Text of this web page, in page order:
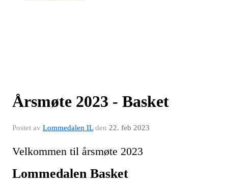
Årsmøte 2023 - Basket
Postet av Lommedalen ILden 22. feb 2023
Velkommen til årsmøte 2023
Lommedalen Basket